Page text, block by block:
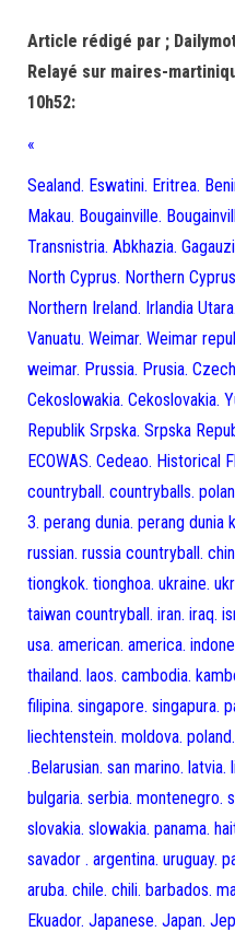
Article rédigé par ;
Relayé sur maires-
10h52:
«
Sealand. Eswatini. Eritrea.
Makau. Bougainville.
Transnistria. Abkhazia.
North Cyprus. Northern
Northern Ireland. Irlandia
Vanuatu. Weimar. Weimar
weimar. Prussia. Prusia.
Cekoslowakia. Cekoslovakia.
Republik Srpska. Srpska
ECOWAS. Cedeao. Historical
countryball. countryballs.
3. perang dunia. perang dunia
russian. russia countryball.
tiongkok. tionghoa. ukraine.
taiwan countryball. iran. iraq.
usa. american. america.
thailand. laos. cambodia.
filipina. singapore. singapura.
liechtenstein. moldova.
.Belarusian. san marino. latvia.
bulgaria. serbia. montenegro.
slovakia. slowakia. panama.
savador . argentina. uruguay.
aruba. chile. chili. barbados.
Ekuador. Japanese. Japan.